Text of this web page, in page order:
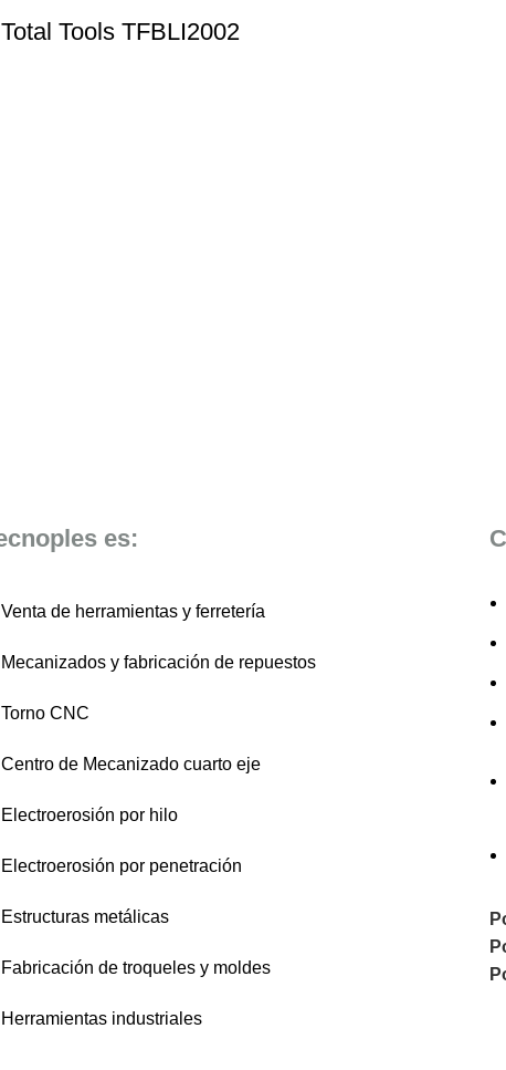
Tools TFBLI2002
es:
Venta de herramientas y ferretería
Mecanizados y fabricación de repuestos
Torno CNC
Centro de Mecanizado cuarto eje
Electroerosión por hilo
Electroerosión por penetración
Estructuras metálicas
Fabricación de troqueles y moldes
Herramientas industriales